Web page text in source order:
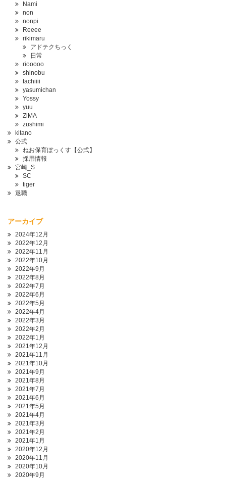
Nami
non
nonpi
Reeee
rikimaru
アドテクちっく
日常
riooooo
shinobu
tachiiii
yasumichan
Yossy
yuu
ZiMA
zushimi
kitano
公式
ねお保育ぼっくす【公式】
採用情報
宮崎_S
SC
tiger
退職
アーカイブ
2024年12月
2022年12月
2022年11月
2022年10月
2022年9月
2022年8月
2022年7月
2022年6月
2022年5月
2022年4月
2022年3月
2022年2月
2022年1月
2021年12月
2021年11月
2021年10月
2021年9月
2021年8月
2021年7月
2021年6月
2021年5月
2021年4月
2021年3月
2021年2月
2021年1月
2020年12月
2020年11月
2020年10月
2020年9月